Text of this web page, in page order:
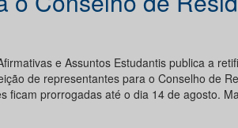
e Assuntos Estudantis publica a
de representantes para o Conselho de
ficam prorrogadas até o dia 14 de agosto.